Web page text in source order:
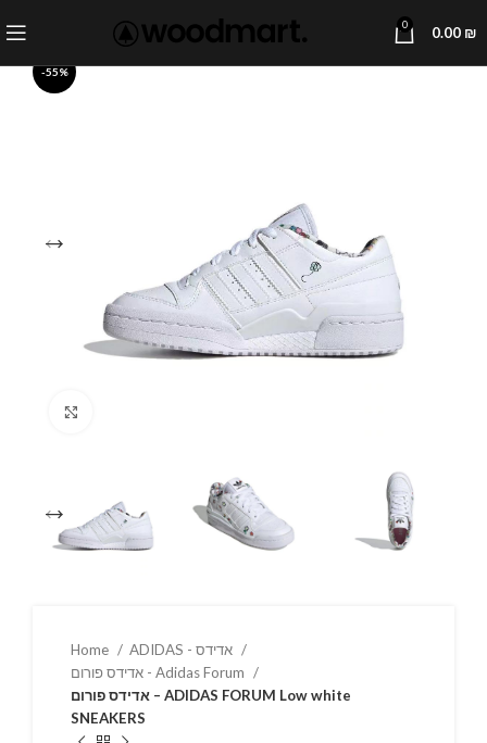
0 0.00 ₪
-55%
Home
אדידס פורום - Adidas Forum
אדידס פורום – ADIDAS FORUM Low white
SNEAKERS